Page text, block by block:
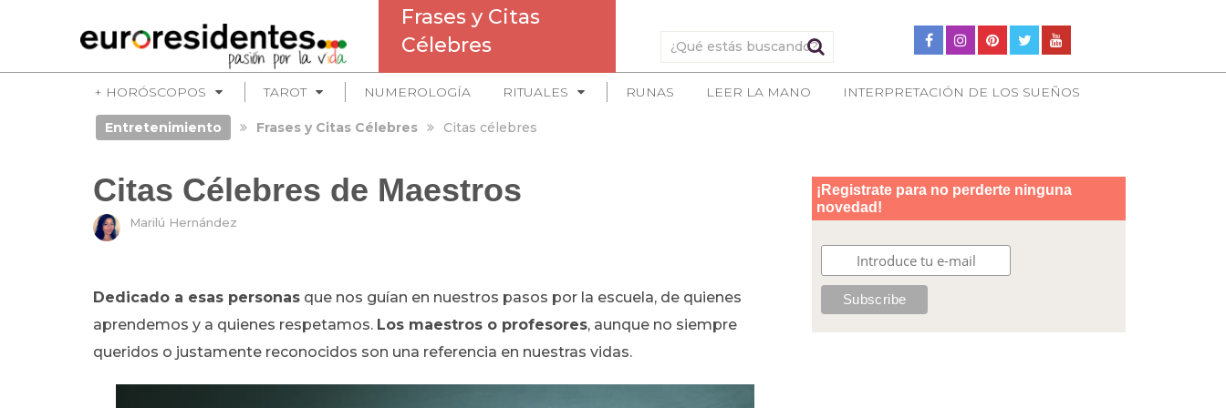
Frases y Citas
Célebres
+ HORÓSCOPOS TAROT NUMEROLOGÍA RITUALES RUNAS LEER LA MANO INTERPRETACIÓN DE LOS SUEÑOS
Entretenimiento Frases y Citas Célebres Citas célebres
Citas Célebres de Maestros
Marilú Hernández
Dedicado a esas personas que nos guían en nuestros pasos por la escuela, de quienes
aprendemos y a quienes respetamos. Los maestros o profesores, aunque no siempre
queridos o justamente reconocidos son una referencia en nuestras vidas.